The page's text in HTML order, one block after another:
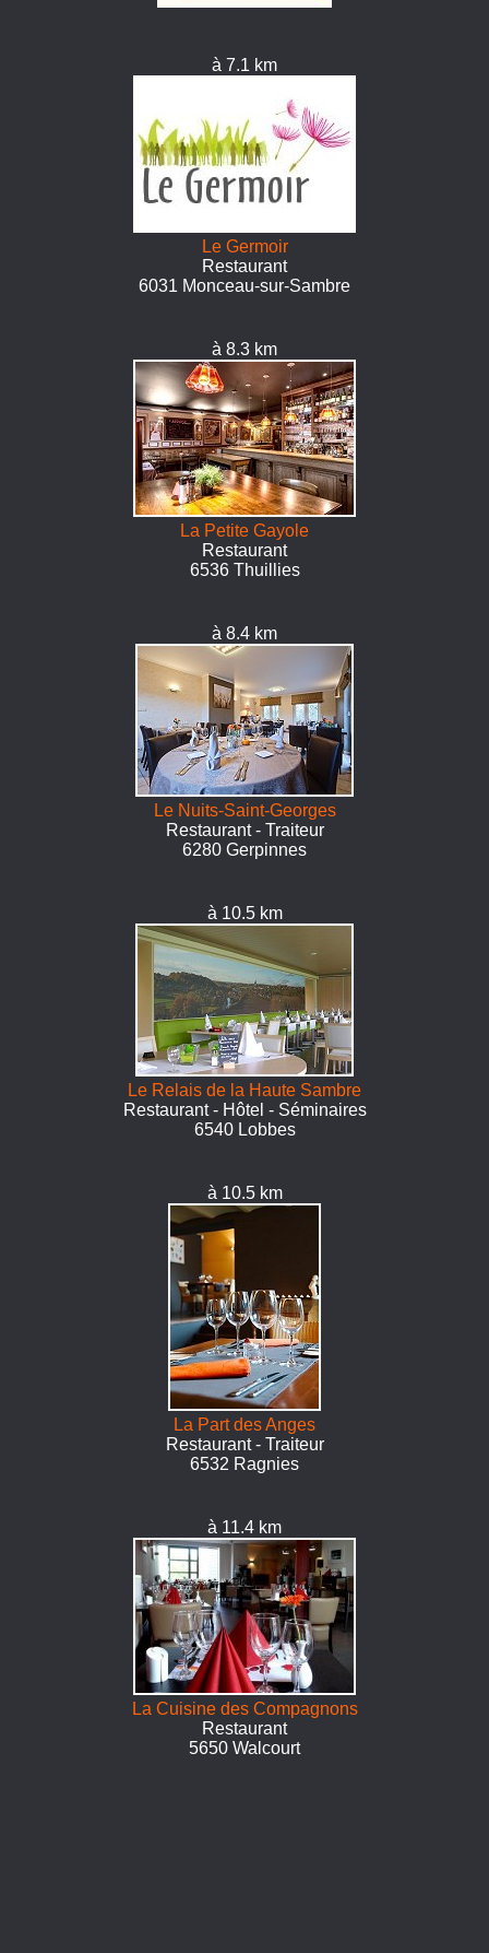
à 7.1 km
Le Germoir
Restaurant
6031 Monceau-sur-Sambre
à 8.3 km
La Petite Gayole
Restaurant
6536 Thuillies
à 8.4 km
Le Nuits-Saint-Georges
Restaurant - Traiteur
6280 Gerpinnes
à 10.5 km
Le Relais de la Haute Sambre
Restaurant - Hôtel - Séminaires
6540 Lobbes
à 10.5 km
La Part des Anges
Restaurant - Traiteur
6532 Ragnies
à 11.4 km
La Cuisine des Compagnons
Restaurant
5650 Walcourt